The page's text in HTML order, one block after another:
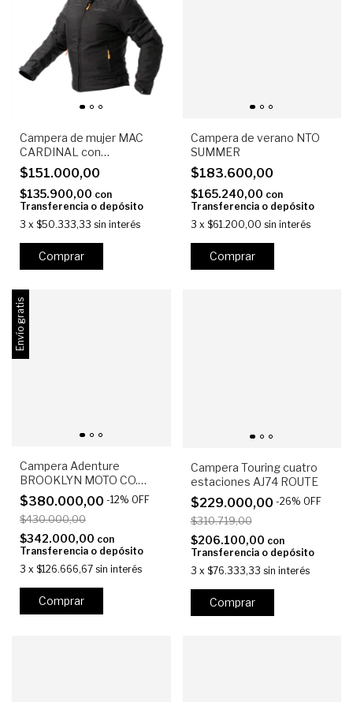
Campera de mujer MAC
CARDINAL con
protecciones
$151.000,00
$135.900,00 con
Transferencia o depósito
3 x $50.333,33 sin interés
Comprar
Campera de verano NTO
SUMMER
$183.600,00
$165.240,00 con
Transferencia o depósito
3 x $61.200,00 sin interés
Comprar
Envío gratis
Campera Adenture
BROOKLYN MOTO CO.
ADVENTURE Blanca /
Negra
$380.000,00 -12% OFF
$430.000,00
$342.000,00 con
Transferencia o depósito
3 x $126.666,67 sin interés
Comprar
Campera Touring cuatro
estaciones AJ74 ROUTE
$229.000,00 -26% OFF
$310.719,00
$206.100,00 con
Transferencia o depósito
3 x $76.333,33 sin interés
Comprar